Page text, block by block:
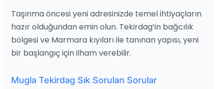
Taşınma öncesi yeni adresinizde temel ihtiyaçların
hazır olduğundan emin olun. Tekirdag’in bağcılık
bölgesi ve Marmara kıyıları ile tanınan yapısı, yeni
bir başlangıç için ilham verebilir.
Mugla Tekirdag Sık Sorulan Sorular